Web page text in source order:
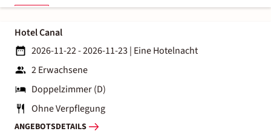
Hotel Canal
2026-11-22 - 2026-11-23 | Eine Hotelnacht
2 Erwachsene
Doppelzimmer (D)
Ohne Verpflegung
ANGEBOTSDETAILS